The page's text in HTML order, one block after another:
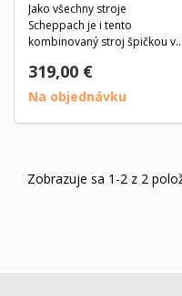
Jako všechny stroje
Scheppach je i tento
kombinovaný stroj špičkou ve
319,00 €
Na objednávku
Zobrazuje sa 1-2 z 2